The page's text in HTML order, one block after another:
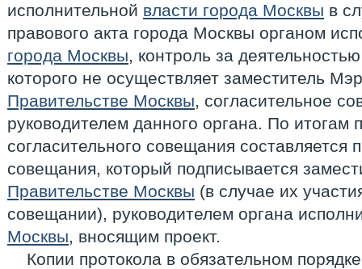
исполнительной власти города Москвы в
правового акта города Москвы органом
города Москвы, контроль за
которого не осуществляет заместитель
Правительстве Москвы, согласительное
руководителем данного органа. По итогам
согласительного совещания составляется
совещания, который подписывается
Правительстве Москвы (в случае их
совещании), руководителем органа
Москвы, вносящим проект.
Копии протокола в обязательном